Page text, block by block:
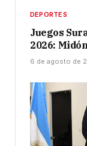
DEPORTES
Juegos
2026:
6 de agosto de